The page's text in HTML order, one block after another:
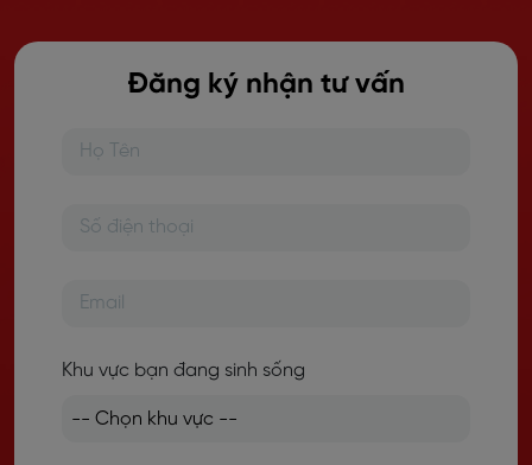
Đăng ký nhận tư vấn
Khu vực bạn đang sinh sống